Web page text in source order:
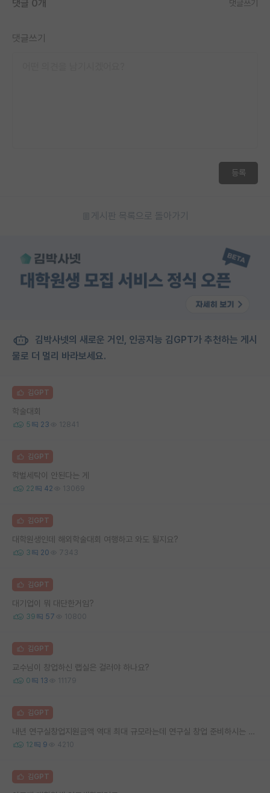
댓글 0개 댓글쓰기
댓글쓰기
등록
게시판 목록으로 돌아가기
김박사넷의 새로운 거인, 인공지능 김GPT가 추천하는 게시
물로 더 멀리 바라보세요.
김GPT
학술대회
5 23 12841
김GPT
학벌세탁이 안된다는 게
22 42 13069
김GPT
대학원생인데 해외학술대회 여행하고 와도 될지요?
3 20 7343
김GPT
대기업이 뭐 대단한거임?
39 57 10800
김GPT
교수님이 창업하신 랩실은 걸러야 하나요?
0 13 11179
김GPT
내년 연구실창업지원금액 역대 최대 규모라는데 연구실 창업 준비하시는 분 계시나요?
12 9 4210
김GPT